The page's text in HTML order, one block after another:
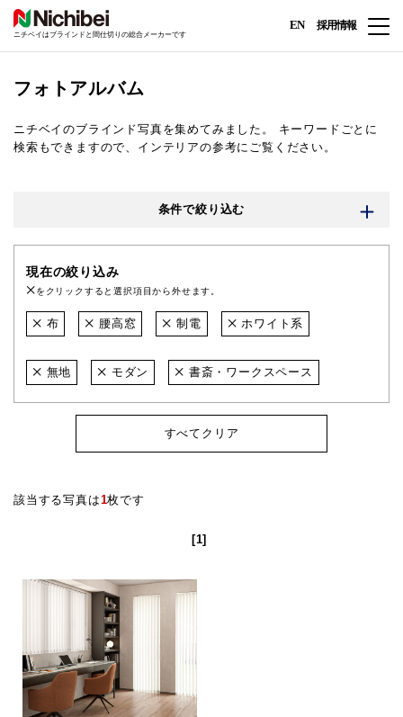
ニチベイはブラインドと間仕切りの総合メーカーです
EN 採用情報
フォトアルバム
ニチベイのブラインド写真を集めてみました。
キーワードごとに
検索もできますので、インテリアの参考にご覧ください。
条件で絞り込む
現在の絞り込み
をクリックすると選択項目から外せます。
布 腰高窓 制電 ホワイト系
無地 モダン 書斎・ワークスペース
すべてクリア
該当する写真は1枚です
[1]